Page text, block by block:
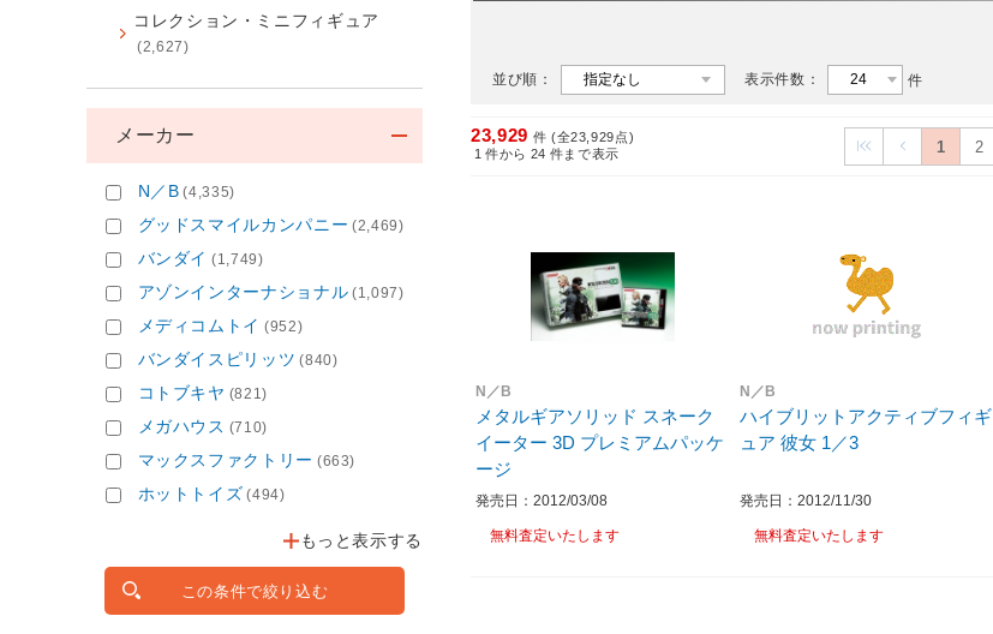
並び順： 表示件数： 件
23,929 件 (全23,929点)
1 件から 24 件まで表示 1 2
N／B
メタルギアソリッド スネーク
イーター 3D プレミアムパッケ
ージ
発売日：2012/03/08
無料査定いたします
N／B
ハイブリットアクティブフィギ
ュア 彼女 1／3
発売日：2012/11/30
無料査定いたします
コレクション・ミニフィギュア
(2,627)
メーカー
N／B (4,335)
グッドスマイルカンパニー (2,469)
バンダイ (1,749)
アゾンインターナショナル (1,097)
メディコムトイ (952)
バンダイスピリッツ (840)
コトブキヤ (821)
メガハウス (710)
マックスファクトリー (663)
ホットトイズ (494)
もっと表示する
この条件で絞り込む